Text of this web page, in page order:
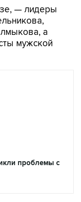
— лидеры
а
мужской
проблемы с